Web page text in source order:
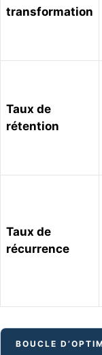
transformation
Taux de
rétention
Taux de
récurrence
BOUCLE